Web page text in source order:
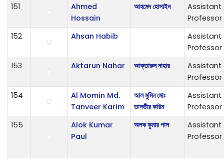
151
Ahmed
Hossain
আহমেদ হোসাইন
Assistant
Professor
152
Ahsan Habib
Assistant
Professor
153
Aktarun Nahar আক্তারুন নাহার
Assistant
Professor
154
Al Momin Md.
Tanveer Karim
আল মুমিন মোঃ
তানভীর করিম
Assistant
Professor
155
Alok Kumar
Paul
অলক কুমার পাল
Assistant
Professor